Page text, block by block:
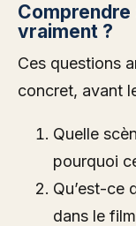
vraiment ?
Ces questions
concret, avant
Quelle
pourquoi
Qu’est-ce
dans le